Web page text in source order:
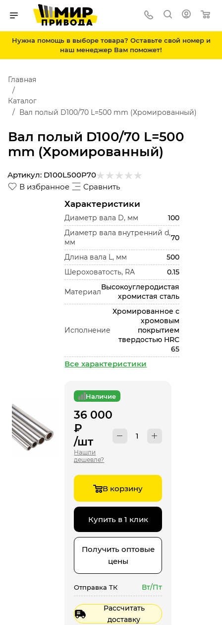
Нужна помощь в выборе товара? Оставьте свой номер и
наш менеджер Вам поможет!
Вал полый D100/70 L=500
mm (Хромированный)
Главная
Каталог
Вал полый D100/70 L=500 mm (Хромированный)
В избранное Сравнить
Артикул: D100L500P70
Характеристики
Диаметр вала D, мм
100
Диаметр вала внутренний d,
мм
70
Длина вала L, мм
500
Шероховатость, RA
0.15
Материал
Высокоуглеродистая
хромистая сталь
Исполнение
Хромированное с
хромовым
покрытием
твердостью HRC
65
Все характеристики
Наличие
36 000
₽
/шт
Нашли
дешевле?
В корзину
Купить в 1 клик
Получить оптовые
цены
Отправка ТК Вт/Пт
Рассчитать
доставку